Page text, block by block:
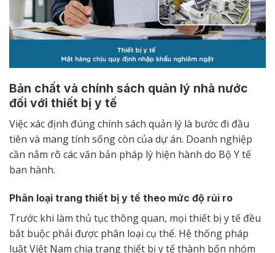
Bản chất và chính sách quản lý nhà nước
đối với thiết bị y tế
Việc xác định đúng chính sách quản lý là bước đi đầu
tiên và mang tính sống còn của dự án. Doanh nghiệp
cần nắm rõ các văn bản pháp lý hiện hành do Bộ Y tế
ban hành.
Phân loại trang thiết bị y tế theo mức độ rủi ro
Trước khi làm thủ tục thông quan, mọi thiết bị y tế đều
bắt buộc phải được phân loại cụ thể. Hệ thống pháp
luật Việt Nam chia trang thiết bị y tế thành bốn nhóm